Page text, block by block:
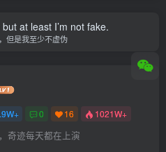
at least I’m not fake.
但是我至少不虚伪
0 16 1021W+
奇迹每天都在上演